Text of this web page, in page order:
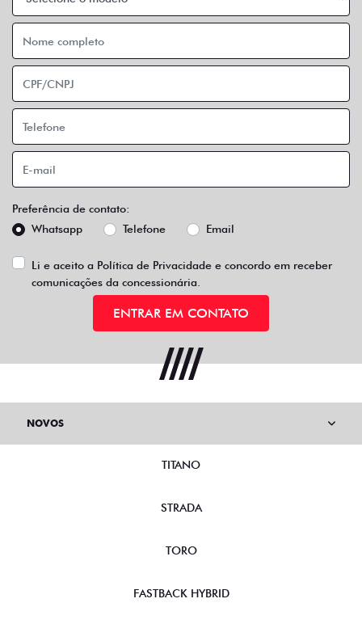
Preferência de contato:
Whatsapp
Telefone Email
Li e aceito a Política de Privacidade e concordo em receber
comunicações da concessionária.
ENTRAR EM CONTATO
NOVOS
TITANO
STRADA
TORO
FASTBACK HYBRID